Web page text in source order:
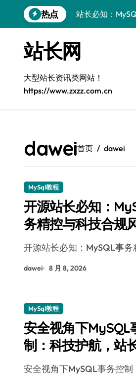
到
热点
站长必知：
VR开发进阶：巧
科技站长揭秘：
iOS开发进阶：
MySQL进阶实
MySQL事务精要
开源站长必知
站长网
大型站长资讯类网站！
https://www.zxzz.com.cn
dawei首页 dawei
MySql教程
开源站长必知：
务精控与科技合规
战攻略
开源站长必知：MySQL事
dawei 8 月 8, 2026
MySql教程
安全视角下MySQL
制：科技护航，站
的技术精要
安全视角下MySQL事务控